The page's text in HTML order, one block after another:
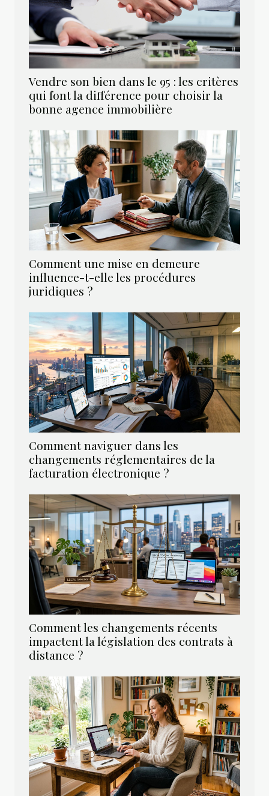
Vendre son bien dans le 95 : les critères
qui font la différence pour choisir la
bonne agence immobilière
Comment une mise en demeure
influence-t-elle les procédures
juridiques ?
Comment naviguer dans les
changements réglementaires de la
facturation électronique ?
Comment les changements récents
impactent la législation des contrats à
distance ?